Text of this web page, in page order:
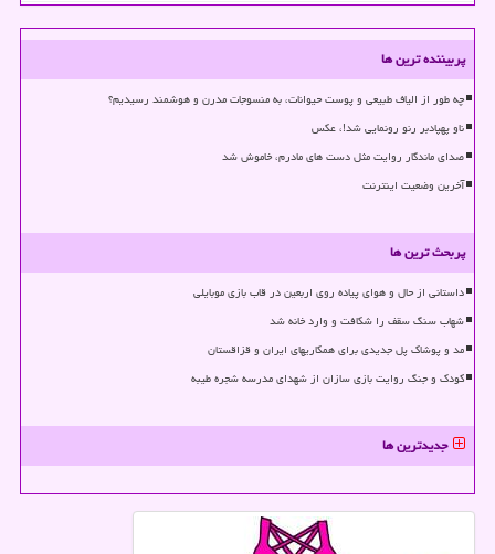
پربیننده ترین ها
چه طور از الیاف طبیعی و پوست حیوانات، به منسوجات مدرن و هوشمند رسیدیم؟
ناو پهپادبر رنو رونمایی شد!، عکس
صدای ماندگار روایت مثل دست های مادرم، خاموش شد
آخرین وضعیت اینترنت
پربحث ترین ها
داستانی از حال و هوای پیاده روی اربعین در قاب بازی موبایلی
شهاب سنگ سقف را شکافت و وارد خانه شد
مد و پوشاک پل جدیدی برای همکاریهای ایران و قزاقستان
کودک و جنگ روایت بازی سازان از شهدای مدرسه شجره طیبه
جدیدترین ها